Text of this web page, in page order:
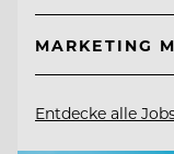
MARKETING
Entdecke alle